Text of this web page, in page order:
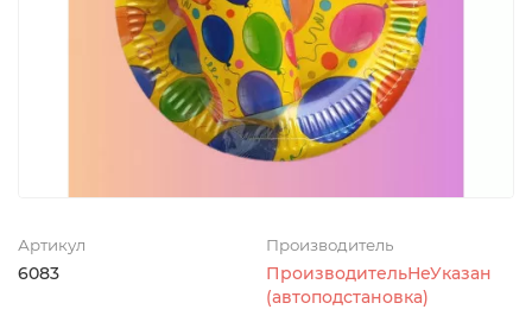
Артикул
6083
Производитель
ПроизводительНеУказан
(автоподстановка)